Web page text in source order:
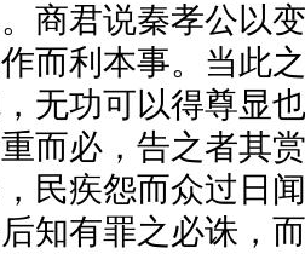
商君说秦孝公以
而利本事。当此
无功可以得尊显
而必，告之者其
民疾怨而众过日
知有罪之必诛，